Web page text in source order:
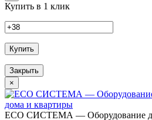
Купить в 1 клик
Купить
Закрыть
×
ECO СИСТЕМА — Оборудование